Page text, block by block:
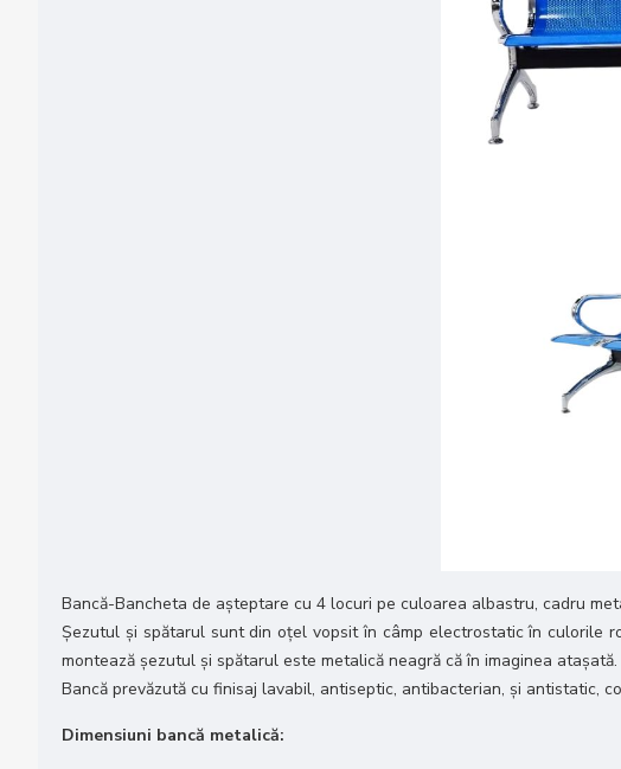
Bancă-Bancheta de așteptare cu 4 locuri pe culoarea albastru, cadru
Șezutul și spătarul sunt din oțel vopsit în câmp electrostatic în culorile
montează șezutul și spătarul este metalică neagră că în imaginea atașată.
Bancă prevăzută cu finisaj lavabil, antiseptic, antibacterian, și antistatic,
Dimensiuni bancă metalică: